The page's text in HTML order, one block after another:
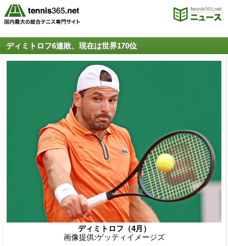
ディミトロフ6連敗、現在は世界170位
ディミトロフ（4月）
画像提供:ゲッティイメージズ